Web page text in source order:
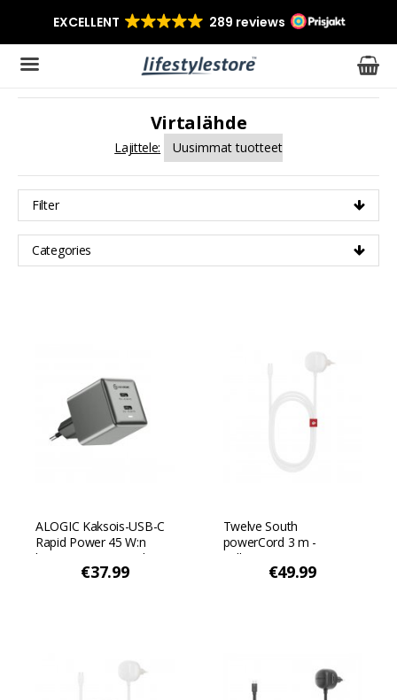
Tuote on lisätty ostoskoriin
Virtalähde
Lajittele:
Filter
Categories
ALOGIC Kaksois-USB-C
Rapid Power 45 W:n
kuutiomainen GaN-laturi
- Avaruuden harmaa
€37.99
Twelve South
powerCord 3 m -
Valkoinen/Dyyni
€49.99